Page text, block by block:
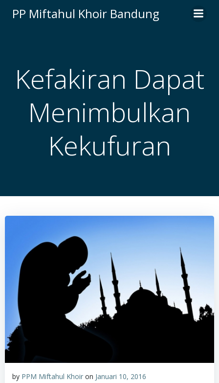
to
PP Miftahul Khoir Bandung
Kefakiran Dapat
Menimbulkan
Kekufuran
by PPM Miftahul Khoir on Januari 10, 2016